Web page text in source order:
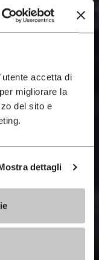
accetta di
migliorare la
del sito e
dettagli